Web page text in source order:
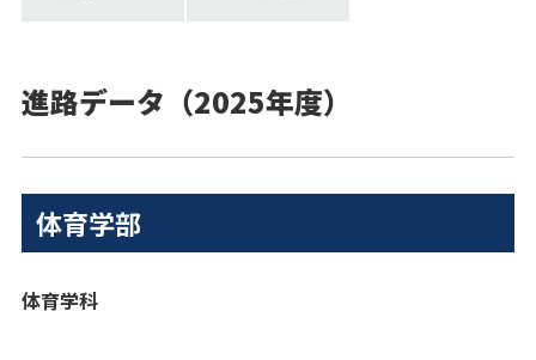
進路データ（2025年度）
体育学部
体育学科